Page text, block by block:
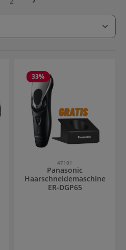
Seite
33%
47101
Panasonic
Haarschneidemaschine
ER-DGP65